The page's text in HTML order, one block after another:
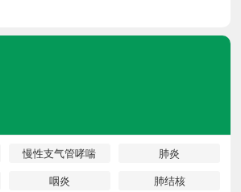
慢性支气管哮喘 肺炎
咽炎 肺结核